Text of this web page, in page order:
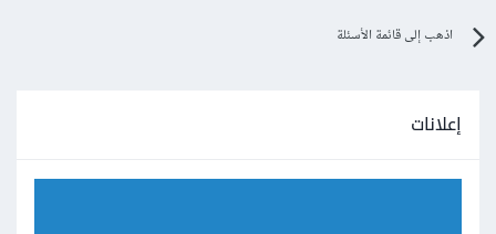
اذهب إلى قائمة الأسئلة
إعلانات